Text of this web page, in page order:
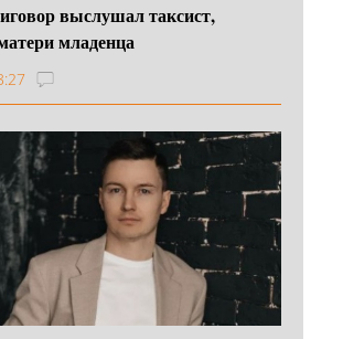
выслушал таксист,
младенца